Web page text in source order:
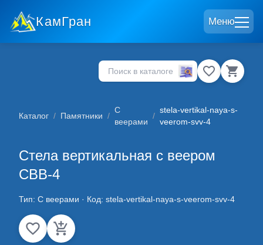
КамГран Меню
Каталог / Памятники /
С
веерами
/
stela-vertikal-naya-s-
veerom-svv-4
Стела вертикальная с веером
СВВ-4
Тип: С веерами · Код: stela-vertikal-naya-s-veerom-svv-4